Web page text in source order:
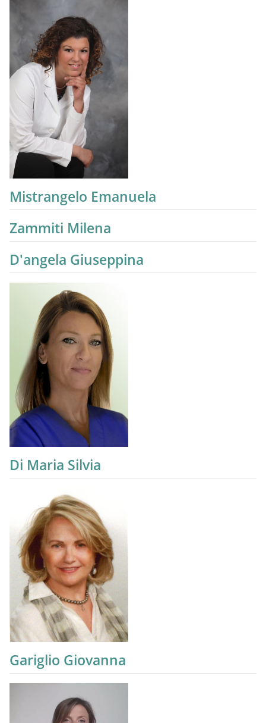
Mistrangelo Emanuela
Zammiti Milena
D'angela Giuseppina
Di Maria Silvia
Gariglio Giovanna